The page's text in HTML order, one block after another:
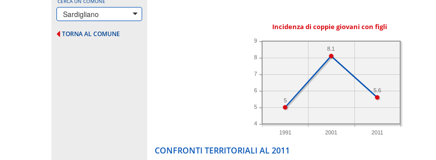
Sardigliano
TORNA AL COMUNE
Incidenza di coppie giovani con figli
1991 2001 2011
4
5
6
7
8
9
5.6
8.1
5
CONFRONTI TERRITORIALI AL 2011